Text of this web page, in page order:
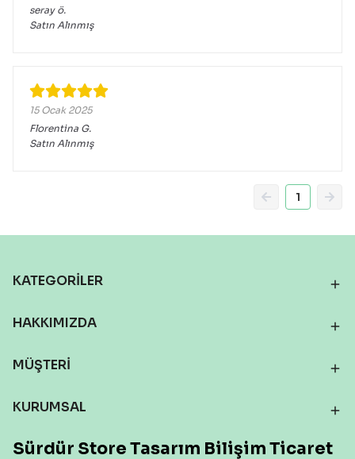
seray ö.
Satın Alınmış
15 Ocak 2025
Florentina G.
Satın Alınmış
1
KATEGORİLER
HAKKIMIZDA
MÜŞTERİ
KURUMSAL
Sürdür Store Tasarım Bilişim Ticaret